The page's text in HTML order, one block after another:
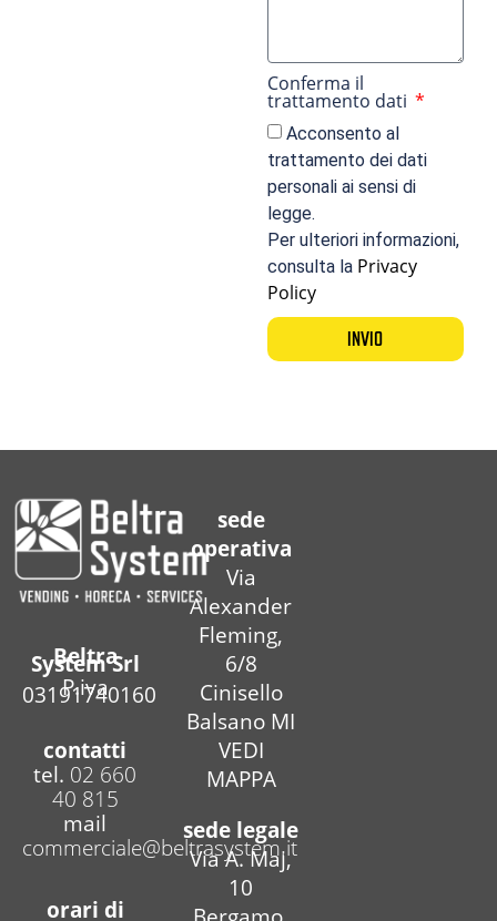
Conferma il
trattamento dati
Acconsento al
trattamento dei dati
personali ai sensi di
legge.
Per ulteriori informazioni,
consulta la Privacy
Policy
INVIO
Beltra
System Srl
P.iva
03191740160
contatti
tel. 02 660
40 815
mail
commerciale@beltrasystem.it
orari di
sede
operativa
Via
Alexander
Fleming,
6/8
Cinisello
Balsano MI
VEDI
MAPPA
sede legale
Via A. Maj,
10